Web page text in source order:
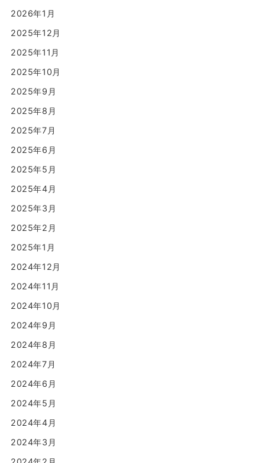
2026年1月
2025年12月
2025年11月
2025年10月
2025年9月
2025年8月
2025年7月
2025年6月
2025年5月
2025年4月
2025年3月
2025年2月
2025年1月
2024年12月
2024年11月
2024年10月
2024年9月
2024年8月
2024年7月
2024年6月
2024年5月
2024年4月
2024年3月